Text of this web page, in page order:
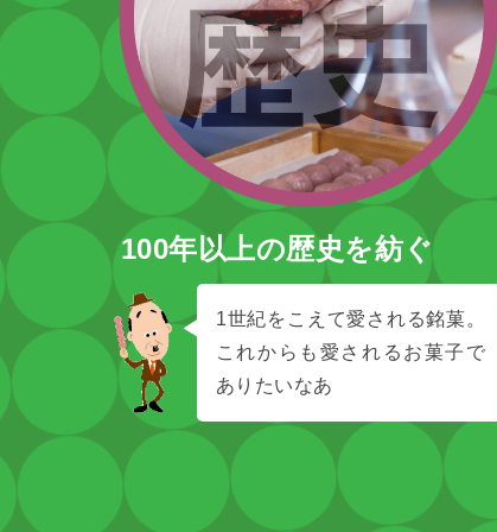
100年以上の歴史を紡ぐ
1世紀をこえて愛される銘菓。
これからも愛されるお菓子で
ありたいなあ